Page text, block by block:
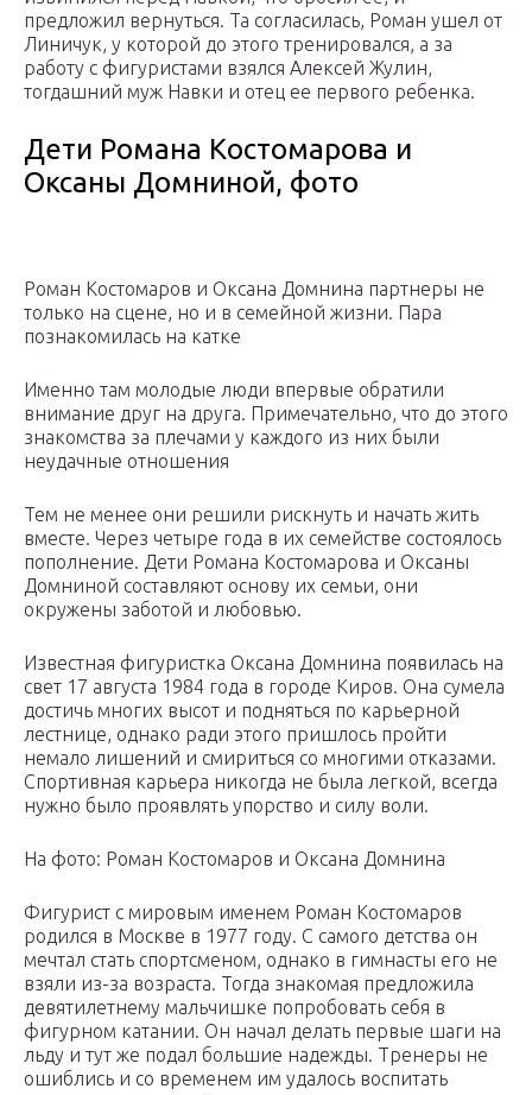
предложил вернуться. Та согласилась, Роман ушел от
Линичук, у которой до этого тренировался, а за
работу с фигуристами взялся Алексей Жулин,
тогдашний муж Навки и отец ее первого ребенка.
Дети Романа Костомарова и
Оксаны Домниной, фото
Роман Костомаров и Оксана Домнина партнеры не
только на сцене, но и в семейной жизни. Пара
познакомилась на катке
Именно там молодые люди впервые обратили
внимание друг на друга. Примечательно, что до этого
знакомства за плечами у каждого из них были
неудачные отношения
Тем не менее они решили рискнуть и начать жить
вместе. Через четыре года в их семействе состоялось
пополнение. Дети Романа Костомарова и Оксаны
Домниной составляют основу их семьи, они
окружены заботой и любовью.
Известная фигуристка Оксана Домнина появилась на
свет 17 августа 1984 года в городе Киров. Она сумела
достичь многих высот и подняться по карьерной
лестнице, однако ради этого пришлось пройти
немало лишений и смириться со многими отказами.
Спортивная карьера никогда не была легкой, всегда
нужно было проявлять упорство и силу воли.
На фото: Роман Костомаров и Оксана Домнина
Фигурист с мировым именем Роман Костомаров
родился в Москве в 1977 году. С самого детства он
мечтал стать спортсменом, однако в гимнасты его не
взяли из-за возраста. Тогда знакомая предложила
девятилетнему мальчишке попробовать себя в
фигурном катании. Он начал делать первые шаги на
льду и тут же подал большие надежды. Тренеры не
ошиблись и со временем им удалось воспитать